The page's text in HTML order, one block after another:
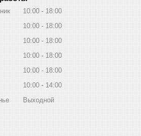
10:00
18:00
10:00
18:00
10:00
18:00
10:00
18:00
10:00
18:00
10:00
14:00
Выходной